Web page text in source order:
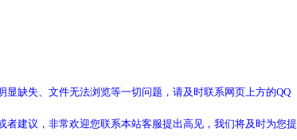
缺失、文件无法浏览等一切问题，请及时联系网页上方的QQ
建议，非常欢迎您联系本站客服提出高见，我们将及时为您提